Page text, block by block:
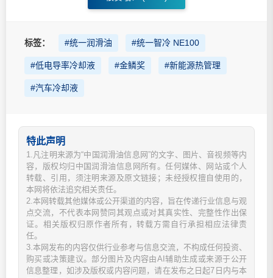
标签： #统一润滑油 #统一智冷 NE100
#低电导率冷却液 #金鳞奖 #新能源热管理
#汽车冷却液
特此声明
1.凡注明来源为“中国润滑油信息网”的文字、图片、音视频等内
容，版权均归中国润滑油信息网所有。任何媒体、网站或个人
转载、引用，须注明来源及原文链接；未经授权擅自使用的，
本网将依法追究相关责任。
2.本网转载其他媒体或公开渠道的内容，旨在传递行业信息与观
点交流，不代表本网赞同其观点或对其真实性、完整性作出保
证。相关版权归原作者所有，转载方需自行承担相应法律责
任。
3.本网发布的内容仅供行业参考与信息交流，不构成任何投资、
购买或决策建议。部分图片及内容由AI辅助生成或来源于公开
信息整理，如涉及版权或内容问题，请在发布之日起7日内与本